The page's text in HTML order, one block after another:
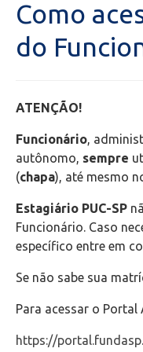
Portal do Aluno
Transporte Escolar
Secretaria de
Financeiro
Como
do
ATENÇÃO!
Funcionário,
autônomo, sempre
(chapa), até mesmo
Estagiário PUC-SP
Funcionário. Caso
específico entre em
Se não sabe sua
Para acessar o
https://